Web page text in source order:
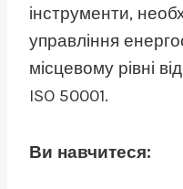
інструменти,
управління
місцевому рівні
ISO 50001.
Ви навчитеся: